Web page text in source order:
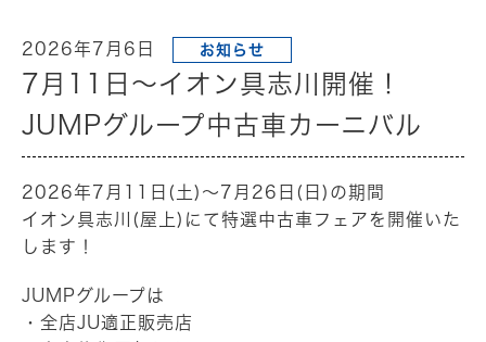
2026年7月6日 お知らせ
7月11日～イオン具志川開催！
JUMPグループ中古車カーニバル
2026年7月11日(土)～7月26日(日)の期間
イオン具志川(屋上)にて特選中古車フェアを開催いた
します！
JUMPグループは
・全店JU適正販売店